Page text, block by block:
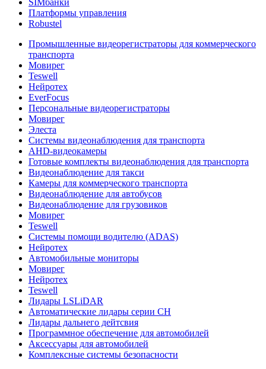
SIMбанки
Платформы управления
Robustel
Промышленные видеорегистраторы для коммерческого
транспорта
Мовирег
Teswell
Нейротех
EverFocus
Персональные видеорегистраторы
Мовирег
Элеста
Системы видеонаблюдения для транспорта
AHD-видеокамеры
Готовые комплекты видеонаблюдения для транспорта
Видеонаблюдение для такси
Камеры для коммерческого транспорта
Видеонаблюдение для автобусов
Видеонаблюдение для грузовиков
Мовирег
Teswell
Системы помощи водителю (ADAS)
Нейротех
Автомобильные мониторы
Мовирег
Нейротех
Teswell
Лидары LSLiDAR
Автоматические лидары серии CH
Лидары дальнего дейтсвия
Программное обеспечение для автомобилей
Аксессуары для автомобилей
Комплексные системы безопасности